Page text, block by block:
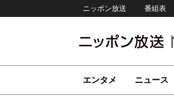
ニッポン放送 番組表
エンタメ ニュース